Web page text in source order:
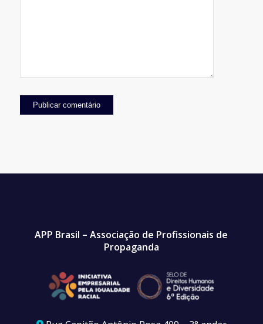
APP Brasil – Associação de Profissionais de
Propaganda